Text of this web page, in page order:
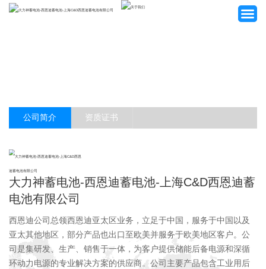
关于我们
客户案例
新闻资讯
招贤纳士
联系我们
公司简介 资质证书
大力神蓄电池-西恩迪蓄电池-上海C&D西恩迪蓄
电池有限公司
西恩迪公司总领西恩迪亚太区业务，立足于中国，服务于中国以及
亚太其他地区，部分产品也出口至欧美并服务于欧美地区客户。公
司是集研发、生产、销售于一体，为客户提供储能后备电源和深循
环动力电源的专业解决方案的供应商。公司主要产品包含工业用后